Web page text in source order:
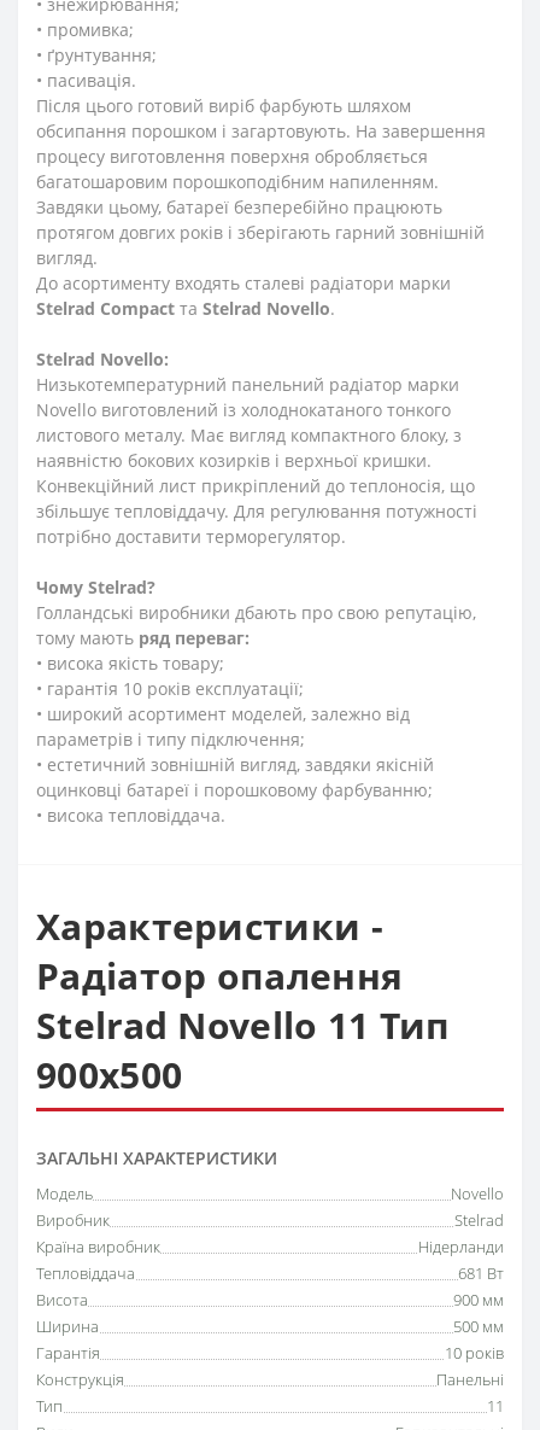
• промивка;
• ґрунтування;
• пасивація.
Після цього готовий виріб фарбують шляхом
обсипання порошком і загартовують. На завершення
процесу виготовлення поверхня обробляється
багатошаровим порошкоподібним напиленням.
Завдяки цьому, батареї безперебійно працюють
протягом довгих років і зберігають гарний зовнішній
вигляд.
До асортименту входять сталеві радіатори марки
Stelrad Compact та Stelrad Novello.
Stelrad Novello:
Низькотемпературний панельний радіатор марки
Novello виготовлений із холоднокатаного тонкого
листового металу. Має вигляд компактного блоку, з
наявністю бокових козирків і верхньої кришки.
Конвекційний лист прикріплений до теплоносія, що
збільшує тепловіддачу. Для регулювання потужності
потрібно доставити терморегулятор.
Чому Stelrad?
Голландські виробники дбають про свою репутацію,
тому мають ряд переваг:
• висока якість товару;
• гарантія 10 років експлуатації;
• широкий асортимент моделей, залежно від
параметрів і типу підключення;
• естетичний зовнішній вигляд, завдяки якісній
оцинковці батареї і порошковому фарбуванню;
• висока тепловіддача.
Характеристики -
Радіатор опалення
Stelrad Novello 11 Тип
900х500
ЗАГАЛЬНІ ХАРАКТЕРИСТИКИ
Модель
Novello
Виробник
Stelrad
Країна виробник
Нідерланди
Тепловіддача
681 Вт
Висота
900 мм
Ширина
500 мм
Гарантія
10 років
Конструкція
Панельні
Тип
11